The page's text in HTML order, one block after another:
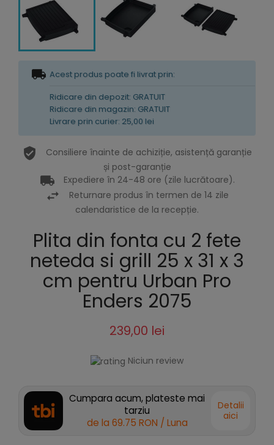
Acest produs poate fi livrat prin:
Ridicare din depozit: GRATUIT
Ridicare din magazin: GRATUIT
Livrare prin curier: 25,00 lei
Consiliere înainte de achiziție, asistență garanție
și post-garanție
Expediere în 24-48 ore (zile lucrătoare).
Returnare produs în termen de 14 zile
calendaristice de la recepție.
Plita din fonta cu 2 fete
neteda si grill 25 x 31 x 3
cm pentru Urban Pro
Enders 2075
239,00 lei
Niciun review
Cumpara acum, plateste mai
tarziu
de la 69.75 RON / Luna
Detalii
aici